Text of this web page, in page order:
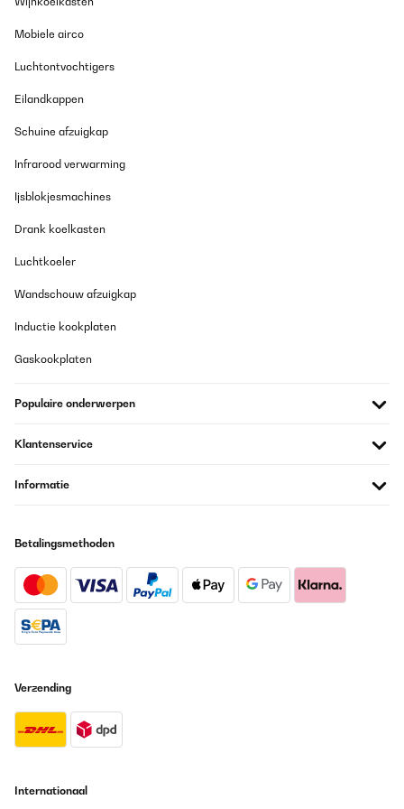
Sicherheitsmerkmale:Die Reflektoren auf dem Schirm sind eine
Kinder in dunklen oder regnerischen Bedingungen erheblich.
beruhigend.Der Monte Stivo Kinder Regenschirm hat sich als
Gestaltung und die durchdachten Sicherheitsaspekte machen ihn
zu einem unverzichtbaren Begleiter an regnerischen Tagen. Wir
sind rundum zufrieden und empfehlen ihn allen Eltern, die nach
einem zuverlässigen und kinderfreundlichen Regenschirm
mit dem Monte Stivo Kinder Regenschirm war absolut
fantastisch! Dieser Schirm hat nicht nur die Bedürfnisse meiner
im Regen geweckt. Begeisterung bei meinem Sohn: Mein Sohn ist
2,5 Jahre alt und liebt diesen Regenschirm über alles! Die
gefällt ihm. Diese kinderleichte Bedienung ist bemerkenswert und
älterer Bruder ist ein großer Fan dieses Schirms, vor allem in der
Die Reflektoren auf dem Schirm sind eine großartige Ergänzung.
regnerischen Bedingungen erheblich. Diese Sicherheitsmerkmale
sind für uns als Eltern äußerst beruhigend. Der Monte Stivo
Kinder Regenschirm hat sich als eine hervorragende Wahl
erwiesen. Seine kindgerechte Gestaltung und die durchdachten
Sicherheitsaspekte machen ihn zu einem unverzichtbaren
Begleiter an regnerischen Tagen. Wir sind rundum zufrieden und
Vertaal
Mobiele airco
Luchtontvochtigers
Eilandkappen
Schuine afzuigkap
Infrarood verwarming
Ijsblokjesmachines
Drank koelkasten
Luchtkoeler
Wandschouw afzuigkap
Inductie kookplaten
Gaskookplaten
Populaire onderwerpen
Klantenservice
Informatie
Betalingsmethoden
Verzending
Internationaal